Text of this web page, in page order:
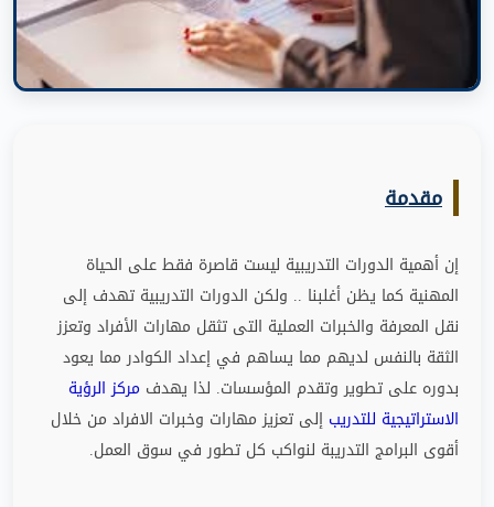
مقدمة
إن أهمية الدورات التدريبية ليست قاصرة فقط على الحياة
المهنية كما يظن أغلبنا .. ولكن الدورات التدريبية تهدف إلى
نقل المعرفة والخبرات العملية التى تثقل مهارات الأفراد وتعزز
الثقة بالنفس لديهم مما يساهم في إعداد الكوادر مما يعود
بدوره على تطوير وتقدم المؤسسات. لذا يهدف مركز الرؤية
الاستراتيجية للتدريب إلى تعزيز مهارات وخبرات الافراد من خلال
أقوى البرامج التدريبة لنواكب كل تطور في سوق العمل.